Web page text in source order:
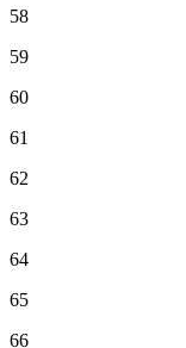
58
59
60
61
62
63
64
65
66